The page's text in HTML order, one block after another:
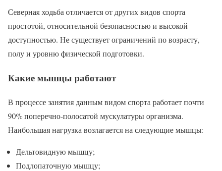
Северная ходьба отличается от других видов спорта
простотой, относительной безопасностью и высокой
доступностью. Не существует ограничений по возрасту,
полу и уровню физической подготовки.
Какие мышцы работают
В процессе занятия данным видом спорта работает почти
90% поперечно-полосатой мускулатуры организма.
Наибольшая нагрузка возлагается на следующие мышцы:
Дельтовидную мышцу;
Подлопаточную мышцу;